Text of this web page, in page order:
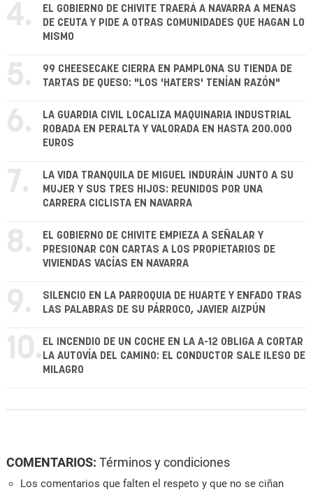
4.
EL GOBIERNO DE CHIVITE TRAERÁ A NAVARRA A MENAS
DE CEUTA Y PIDE A OTRAS COMUNIDADES QUE HAGAN LO
MISMO
5.
99 CHEESECAKE CIERRA EN PAMPLONA SU TIENDA DE
TARTAS DE QUESO: "LOS 'HATERS' TENÍAN RAZÓN"
6.
LA GUARDIA CIVIL LOCALIZA MAQUINARIA INDUSTRIAL
ROBADA EN PERALTA Y VALORADA EN HASTA 200.000
EUROS
7.
LA VIDA TRANQUILA DE MIGUEL INDURÁIN JUNTO A SU
MUJER Y SUS TRES HIJOS: REUNIDOS POR UNA
CARRERA CICLISTA EN NAVARRA
8.
EL GOBIERNO DE CHIVITE EMPIEZA A SEÑALAR Y
PRESIONAR CON CARTAS A LOS PROPIETARIOS DE
VIVIENDAS VACÍAS EN NAVARRA
9.
SILENCIO EN LA PARROQUIA DE HUARTE Y ENFADO TRAS
LAS PALABRAS DE SU PÁRROCO, JAVIER AIZPÚN
10. EL INCENDIO DE UN COCHE EN LA A-12 OBLIGA A CORTAR
LA AUTOVÍA DEL CAMINO: EL CONDUCTOR SALE ILESO DE
MILAGRO
COMENTARIOS: Términos y condiciones
Los comentarios que falten el respeto y que no se ciñan